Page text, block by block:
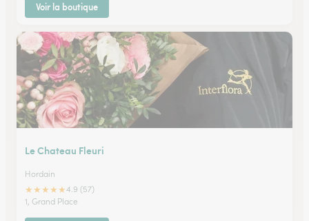
Voir la boutique
Le Chateau Fleuri
Hordain
★★★★★4.9 (57)
1, Grand Place